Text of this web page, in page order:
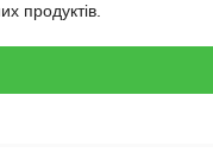
продуктів.